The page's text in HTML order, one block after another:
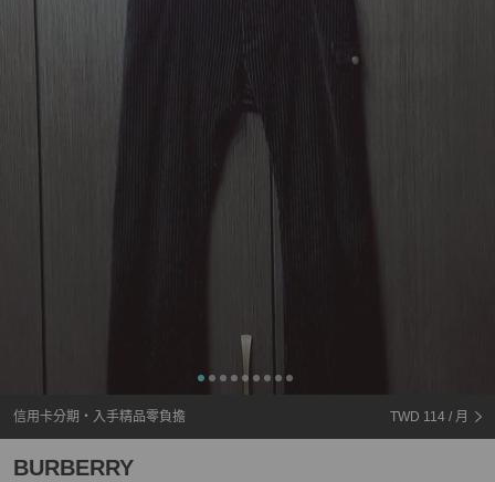
信用卡分期・入手精品零負擔 TWD 114 / 月
BURBERRY